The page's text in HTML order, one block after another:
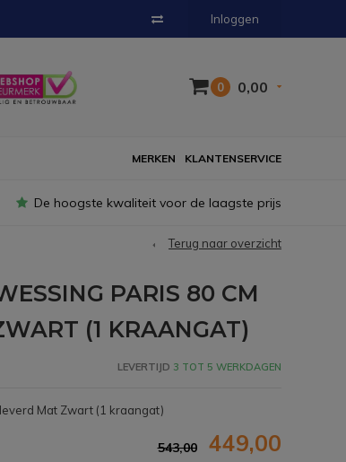
Inloggen
0 0,00
KLANTENSERVICE
MERKEN
De hoogste kwaliteit voor de laagste prijs
Terug naar overzicht
PARIS 80 CM
(1 KRAANGAT)
LEVERTIJD 3 TOT 5 WERKDAGEN
Mat Zwart (1 kraangat)
543,00 449,00